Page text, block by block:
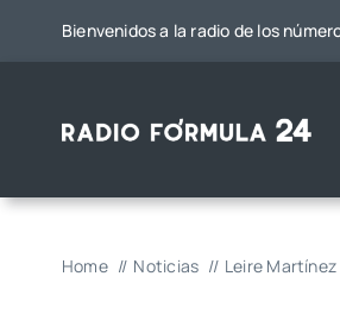
Bienvenidos a la radio de los
Home Noticias Leire